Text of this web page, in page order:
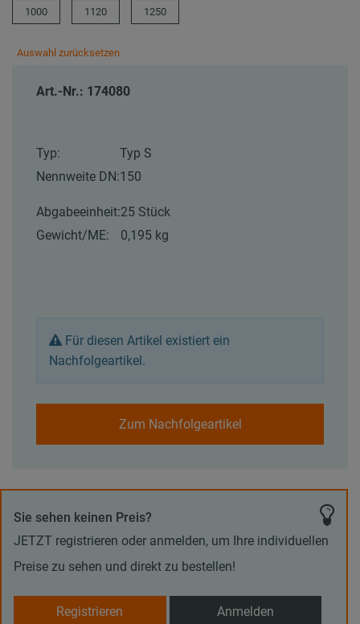
1000 1120 1250
Auswahl zurücksetzen
Art.-Nr.: 174080
Typ:
Typ S
Nennweite DN:150
Abgabeeinheit:25 Stück
Gewicht/ME:
0,195 kg
Für diesen Artikel existiert ein
Nachfolgeartikel.
Zum Nachfolgeartikel
Sie sehen keinen Preis?
JETZT registrieren oder anmelden, um Ihre individuellen
Preise zu sehen und direkt zu bestellen!
Registrieren Anmelden